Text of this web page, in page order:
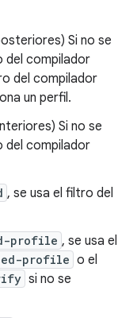
Si no se
del compilador
del compilador
un perfil.
Si no se
del compilador
, se usa el filtro del
profile , se usa el
profile o el
si no se